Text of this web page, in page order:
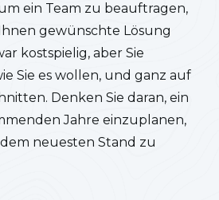
ein Team zu beauftragen,
gewünschte Lösung
kostspielig, aber Sie
Sie es wollen, und ganz auf
Denken Sie daran, ein
Jahre einzuplanen,
neuesten Stand zu